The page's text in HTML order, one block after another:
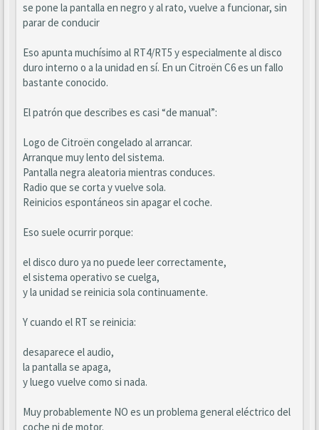
se pone la pantalla en negro y al rato, vuelve a funcionar, sin
parar de conducir
Eso apunta muchísimo al RT4/RT5 y especialmente al disco
duro interno o a la unidad en sí. En un Citroën C6 es un fallo
bastante conocido.
El patrón que describes es casi “de manual”:
Logo de Citroën congelado al arrancar.
Arranque muy lento del sistema.
Pantalla negra aleatoria mientras conduces.
Radio que se corta y vuelve sola.
Reinicios espontáneos sin apagar el coche.
Eso suele ocurrir porque:
el disco duro ya no puede leer correctamente,
el sistema operativo se cuelga,
y la unidad se reinicia sola continuamente.
Y cuando el RT se reinicia:
desaparece el audio,
la pantalla se apaga,
y luego vuelve como si nada.
Muy probablemente NO es un problema general eléctrico del
coche ni de motor.